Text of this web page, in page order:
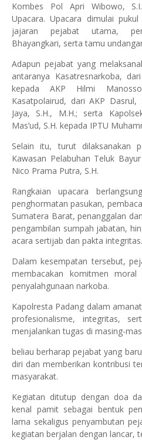
Kombes Pol Apri Wibowo,
Upacara. Upacara dimulai
jajaran pejabat utama,
Bhayangkari, serta tamu
Adapun pejabat yang
antaranya Kasatresnarkoba,
kepada AKP Hilmi
Kasatpolairud, dari AKP Dasrul,
Jaya, S.H., M.H.; serta
Mas’ud, S.H. kepada IPTU
Selain itu, turut dilaksanakan
Kawasan Pelabuhan Teluk
Nico Prama Putra, S.H.
Rangkaian upacara
penghormatan pasukan,
Sumatera Barat, penanggalan
pengambilan sumpah jabatan,
acara sertijab dan pakta integritas.
Dalam kesempatan tersebut,
membacakan komitmen
penyalahgunaan narkoba.
Kapolresta Padang dalam
profesionalisme, integritas,
menjalankan tugas di masing-
beliau berharap pejabat yang
diri dan memberikan kontribusi
masyarakat.
Kegiatan ditutup dengan doa
kenal pamit sebagai bentuk
lama sekaligus penyambutan
kegiatan berjalan dengan lancar,